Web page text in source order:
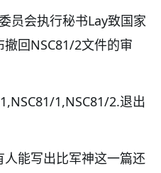
员会执行秘书Lay致国家
回NSC81/2文件的审
1,NSC81/2.退出
能写出比军神这一篇还